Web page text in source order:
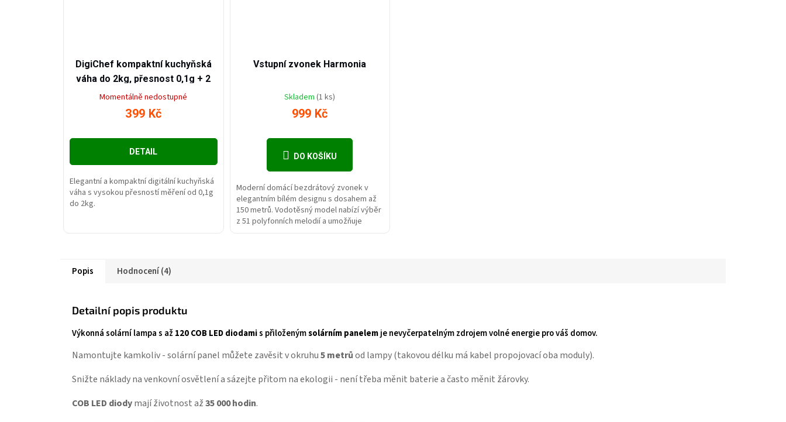
DigiChef kompaktní kuchyňská
váha do 2kg, přesnost 0,1g + 2
misky zdarma
Momentálně nedostupné
399 Kč
DETAIL
Elegantní a kompaktní digitální kuchyňská
váha s vysokou přesností měření od 0,1g
do 2kg.
Vstupní zvonek Harmonia
Skladem(1 ks)
999 Kč
DO KOŠÍKU
Moderní domácí bezdrátový zvonek v
elegantním bílém designu s dosahem až
150 metrů. Vodotěsný model nabízí výběr
z 51 polyfonních melodií a umožňuje
Popis Hodnocení (4)
Detailní popis produktu
Výkonná solární lampa s až 120 COB LED diodamis přiloženýmsolárním panelemje nevyčerpatelným zdrojem volné energie pro váš domov.
Namontujte kamkoliv - solární panel můžete zavěsit v okruhu5 metrůod lampy (takovou délku má kabel propojovací oba moduly).
Snižte náklady na venkovní osvětlení a sázejte přitom na ekologii - není třeba měnit baterie a často měnit žárovky.
COB LED diodymají životnost až35 000 hodin.